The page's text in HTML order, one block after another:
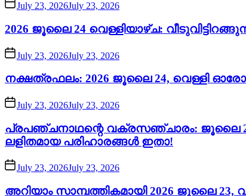
July 23, 2026July 23, 2026
2026 ജൂലൈ 24 വെള്ളിയാഴ്ച:
July 23, 2026July 23, 2026
നക്ഷത്രഫലം: 2026 ജൂലൈ 24, വെള്ളി
July 23, 2026July 23, 2026
പ്രപഞ്ചനാഥന്റെ വക്രസഞ്ചാരം: ജൂലൈ 27
ലളിതമായ പരിഹാരങ്ങൾ ഇതാ!
July 23, 2026July 23, 2026
അറിയാം സാമ്പത്തികമായി 2026 ജൂലൈ